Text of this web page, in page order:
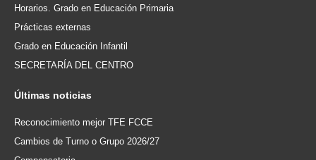
Horarios. Grado en Educación Primaria
Prácticas externas
Grado en Educación Infantil
SECRETARÍA DEL CENTRO
Últimas noticias
Reconocimiento mejor TFE FCCE
Cambios de Turno o Grupo 2026/27